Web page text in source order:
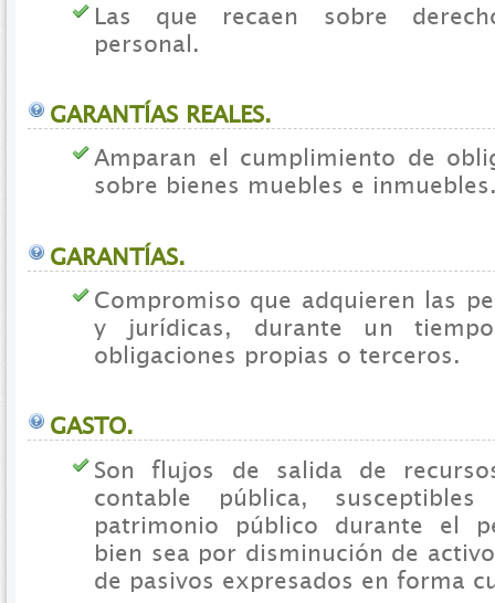
Las que recaen sobre
personal.
GARANTÍAS REALES.
Amparan el cumplimiento de
sobre bienes muebles e
GARANTÍAS.
Compromiso que adquieren las
y jurídicas, durante un
obligaciones propias o terceros.
GASTO.
Son flujos de salida de
contable pública,
patrimonio público durante el
bien sea por disminución de
de pasivos expresados en forma